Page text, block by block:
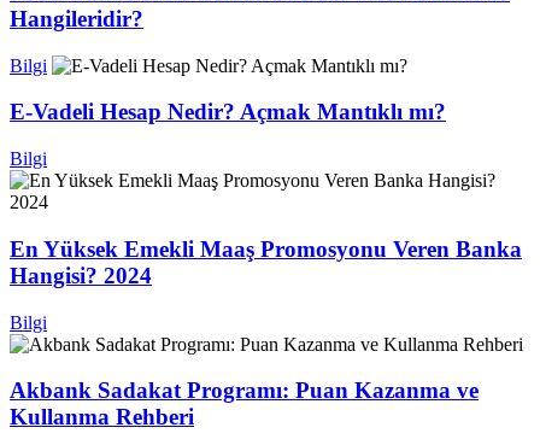
Hangileridir?
Bilgi
E-Vadeli Hesap Nedir? Açmak Mantıklı mı?
Bilgi
En Yüksek Emekli Maaş Promosyonu Veren Banka
Hangisi? 2024
Bilgi
Akbank Sadakat Programı: Puan Kazanma ve
Kullanma Rehberi